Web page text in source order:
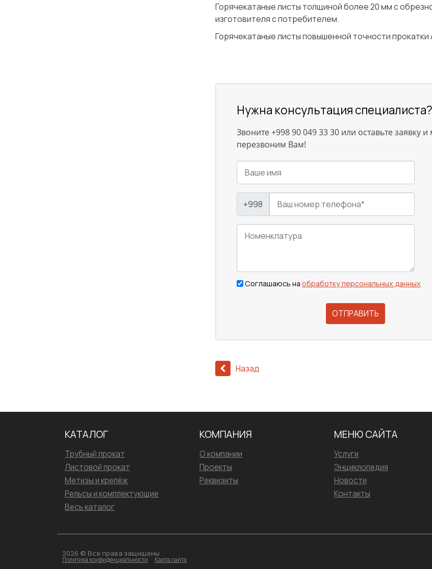
Горячекатаные листы толщиной более 20 мм с
изготовителя с потребителем.
Горячекатаные листы повышенной точности
Нужна консультация специалиста?
Звоните +998 90 049 33 30 или оставьте заявку
перезвоним Вам!
+998
Соглашаюсь на обработку персональных данных
ОТПРАВИТЬ
Назад
КАТАЛОГ
Трубный прокат
Листовой прокат
Метизы и крепёж
Рельсы и комплектующие
Весь каталог
КОМПАНИЯ
О компании
Проекты
Реквизиты
МЕНЮ САЙТА
Услуги
Энциклопедия
Новости
Контакты
2026 © Все права защищены
Политика конфиденциальности Карта сайта